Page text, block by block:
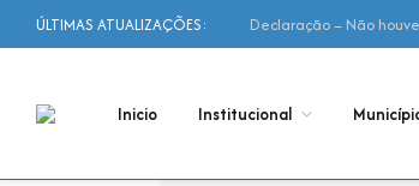
ÚLTIMAS ATUALIZAÇÕES:
Inicio Institucional